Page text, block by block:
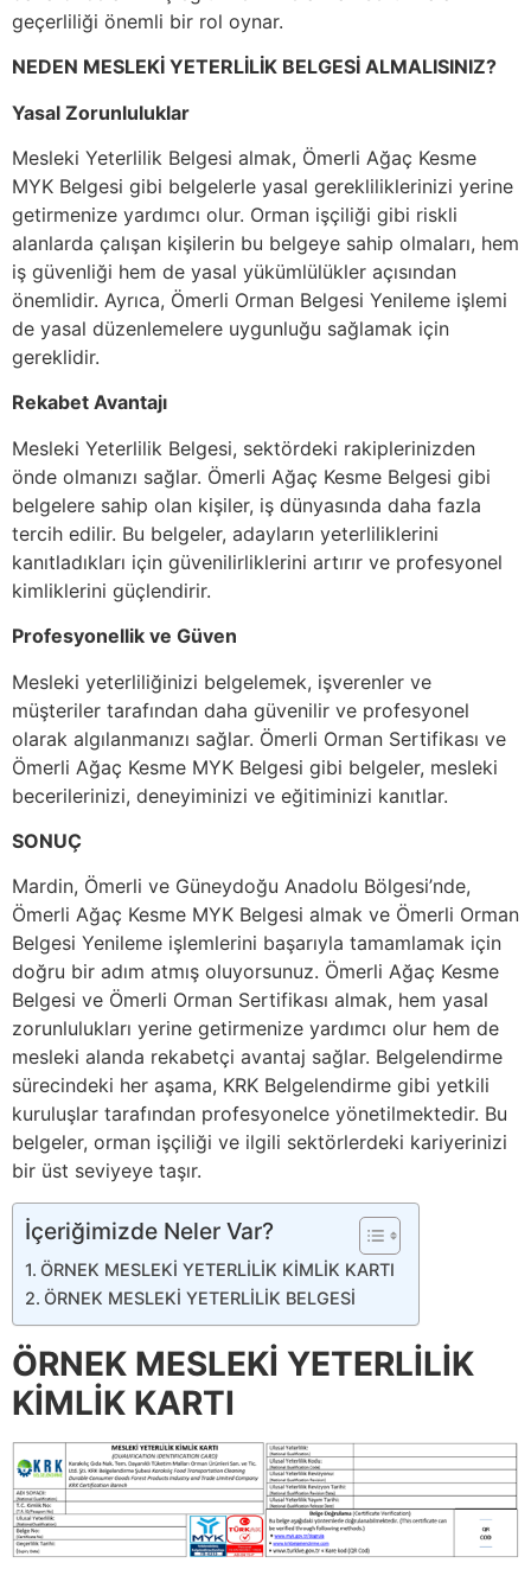
geçerliliği önemli bir rol oynar.
NEDEN MESLEKİ YETERLİLİK BELGESİ ALMALISINIZ?
Yasal Zorunluluklar
Mesleki Yeterlilik Belgesi almak, Ömerli Ağaç Kesme
MYK Belgesi gibi belgelerle yasal gerekliliklerinizi yerine
getirmenize yardımcı olur. Orman işçiliği gibi riskli
alanlarda çalışan kişilerin bu belgeye sahip olmaları, hem
iş güvenliği hem de yasal yükümlülükler açısından
önemlidir. Ayrıca, Ömerli Orman Belgesi Yenileme işlemi
de yasal düzenlemelere uygunluğu sağlamak için
gereklidir.
Rekabet Avantajı
Mesleki Yeterlilik Belgesi, sektördeki rakiplerinizden
önde olmanızı sağlar. Ömerli Ağaç Kesme Belgesi gibi
belgelere sahip olan kişiler, iş dünyasında daha fazla
tercih edilir. Bu belgeler, adayların yeterliliklerini
kanıtladıkları için güvenilirliklerini artırır ve profesyonel
kimliklerini güçlendirir.
Profesyonellik ve Güven
Mesleki yeterliliğinizi belgelemek, işverenler ve
müşteriler tarafından daha güvenilir ve profesyonel
olarak algılanmanızı sağlar. Ömerli Orman Sertifikası ve
Ömerli Ağaç Kesme MYK Belgesi gibi belgeler, mesleki
becerilerinizi, deneyiminizi ve eğitiminizi kanıtlar.
SONUÇ
Mardin, Ömerli ve Güneydoğu Anadolu Bölgesi’nde,
Ömerli Ağaç Kesme MYK Belgesi almak ve Ömerli Orman
Belgesi Yenileme işlemlerini başarıyla tamamlamak için
doğru bir adım atmış oluyorsunuz. Ömerli Ağaç Kesme
Belgesi ve Ömerli Orman Sertifikası almak, hem yasal
zorunlulukları yerine getirmenize yardımcı olur hem de
mesleki alanda rekabetçi avantaj sağlar. Belgelendirme
sürecindeki her aşama, KRK Belgelendirme gibi yetkili
kuruluşlar tarafından profesyonelce yönetilmektedir. Bu
belgeler, orman işçiliği ve ilgili sektörlerdeki kariyerinizi
bir üst seviyeye taşır.
İçeriğimizde Neler Var?
ÖRNEK MESLEKİ YETERLİLİK KİMLİK KARTI
ÖRNEK MESLEKİ YETERLİLİK BELGESİ
ÖRNEK MESLEKİ YETERLİLİK
KİMLİK KARTI